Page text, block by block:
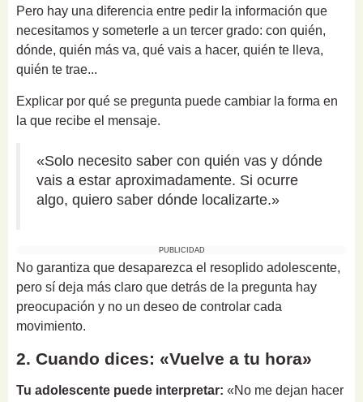
Pero hay una diferencia entre pedir la información que
necesitamos y someterle a un tercer grado: con quién,
dónde, quién más va, qué vais a hacer, quién te lleva,
quién te trae...
Explicar por qué se pregunta puede cambiar la forma en
la que recibe el mensaje.
«Solo necesito saber con quién vas y dónde
vais a estar aproximadamente. Si ocurre
algo, quiero saber dónde localizarte.»
PUBLICIDAD
No garantiza que desaparezca el resoplido adolescente,
pero sí deja más claro que detrás de la pregunta hay
preocupación y no un deseo de controlar cada
movimiento.
2. Cuando dices: «Vuelve a tu hora»
Tu adolescente puede interpretar: «No me dejan hacer